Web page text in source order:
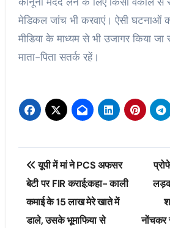
मेडिकल जांच भी करवाएं। ऐसी घटनाओं
मीडिया के माध्यम से भी उजागर किया
माता-पिता सतर्क रहें।
Post
navigation
यूपी में मां ने PCS अफसर
बेटी पर FIR कराई:कहा- काली
कमाई के 15 लाख मेरे खाते में
डाले, उसके भूमाफिया से
नोंचकर